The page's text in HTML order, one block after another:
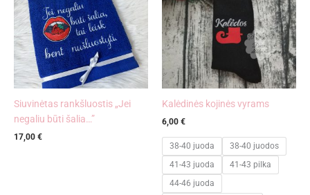
Siuvinėtas rankšluostis „Jei
negaliu būti šalia…”
17,00 €
Kalėdinės kojinės vyrams
6,00 €
38-40 juoda
38-40 juodos
41-43 juoda
41-43 pilka
44-46 juoda